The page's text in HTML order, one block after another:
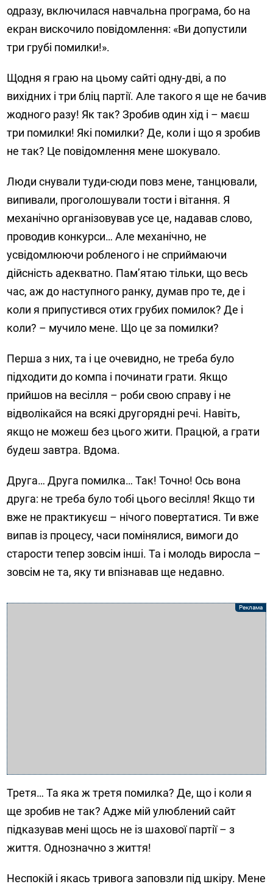
одразу, включилася навчальна програма, бо на
екран вискочило повідомлення: «Ви допустили
три грубі помилки!».
Щодня я граю на цьому сайті одну-дві, а по
вихідних і три бліц партії. Але такого я ще не бачив
жодного разу! Як так? Зробив один хід і – маєш
три помилки! Які помилки? Де, коли і що я зробив
не так? Це повідомлення мене шокувало.
Люди снували туди-сюди повз мене, танцювали,
випивали, проголошували тости і вітання. Я
механічно організовував усе це, надавав слово,
проводив конкурси… Але механічно, не
усвідомлюючи робленого і не сприймаючи
дійсність адекватно. Пам’ятаю тільки, що весь
час, аж до наступного ранку, думав про те, де і
коли я припустився отих грубих помилок? Де і
коли? – мучило мене. Що це за помилки?
Перша з них, та і це очевидно, не треба було
підходити до компа і починати грати. Якщо
прийшов на весілля – роби свою справу і не
відволікайся на всякі другорядні речі. Навіть,
якщо не можеш без цього жити. Працюй, а грати
будеш завтра. Вдома.
Друга… Друга помилка… Так! Точно! Ось вона
друга: не треба було тобі цього весілля! Якщо ти
вже не практикуєш – нічого повертатися. Ти вже
випав із процесу, часи помінялися, вимоги до
старости тепер зовсім інші. Та і молодь виросла –
зовсім не та, яку ти впізнавав ще недавно.
Третя… Та яка ж третя помилка? Де, що і коли я
ще зробив не так? Адже мій улюблений сайт
підказував мені щось не із шахової партії – з
життя. Однозначно з життя!
Неспокій і якась тривога заповзли під шкіру. Мене